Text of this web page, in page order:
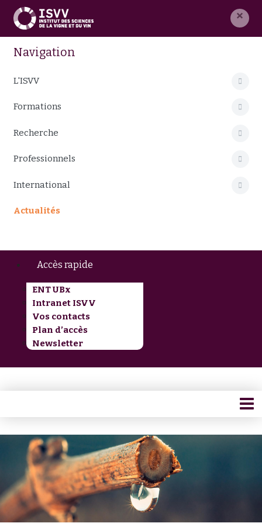
×
Navigation
L'ISVV
Formations
Recherche
Professionnels
International
Actualités
Accès rapide
ENT UBx
Intranet ISVV
Vos contacts
Plan d’accès
Newsletter